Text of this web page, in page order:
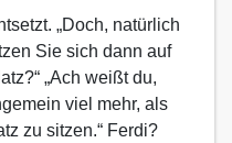
„Doch, natürlich
Sie sich dann auf
„Ach weißt du,
viel mehr, als
zu sitzen.“ Ferdi?